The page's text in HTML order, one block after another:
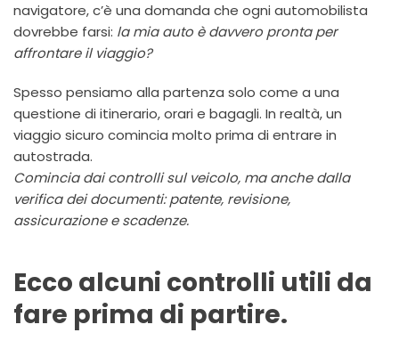
navigatore, c’è una domanda che ogni automobilista
dovrebbe farsi: la mia auto è davvero pronta per
affrontare il viaggio?
Spesso pensiamo alla partenza solo come a una
questione di itinerario, orari e bagagli. In realtà, un
viaggio sicuro comincia molto prima di entrare in
autostrada.
Comincia dai controlli sul veicolo, ma anche dalla
verifica dei documenti: patente, revisione,
assicurazione e scadenze.
Ecco alcuni controlli utili da
fare prima di partire.